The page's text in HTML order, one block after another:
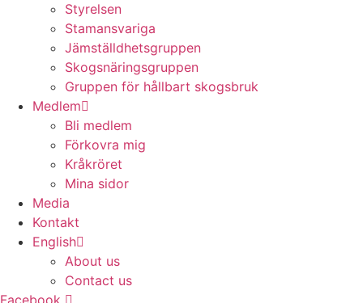
Styrelsen
Stamansvariga
Jämställdhetsgruppen
Skogsnäringsgruppen
Gruppen för hållbart skogsbruk
Medlem
Bli medlem
Förkovra mig
Kråkröret
Mina sidor
Media
Kontakt
English
About us
Contact us
Facebook